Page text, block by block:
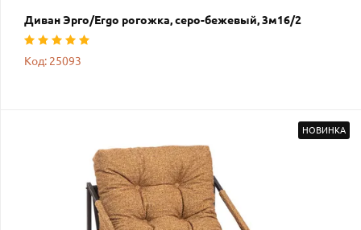
Диван Эрго/Ergo рогожка, серо-бежевый, 3м16/2
Код: 25093
НОВИНКА